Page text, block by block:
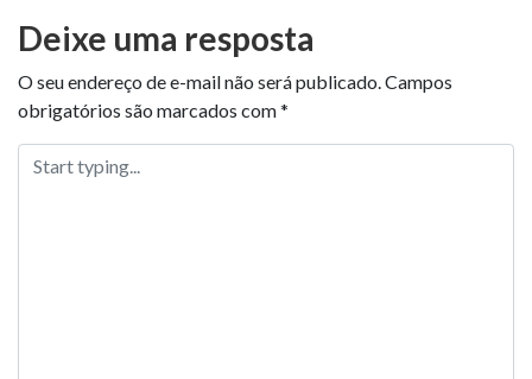
Deixe uma resposta
O seu endereço de e-mail não será publicado.Campos
obrigatórios são marcados com*